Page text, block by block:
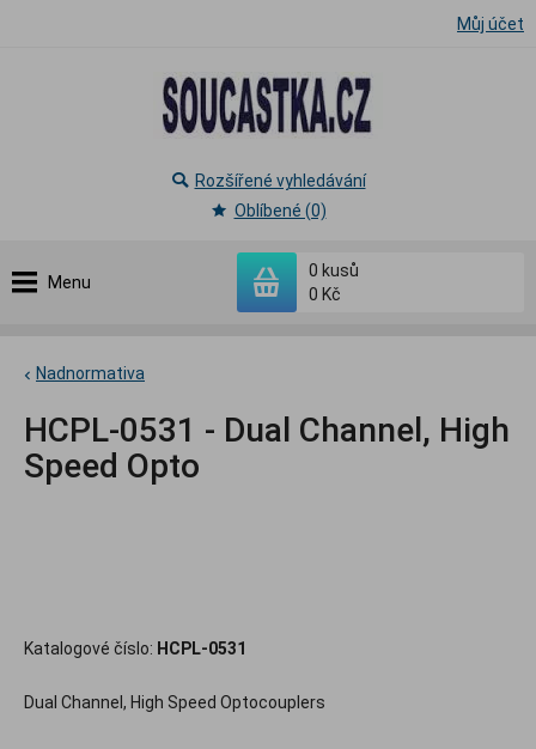
Můj účet
Menu
0 kusů
0 Kč
Rozšířené vyhledávání
Oblíbené (0)
Nadnormativa
HCPL-0531 - Dual Channel, High
Speed Opto
Katalogové číslo: HCPL-0531
Dual Channel, High Speed Optocouplers